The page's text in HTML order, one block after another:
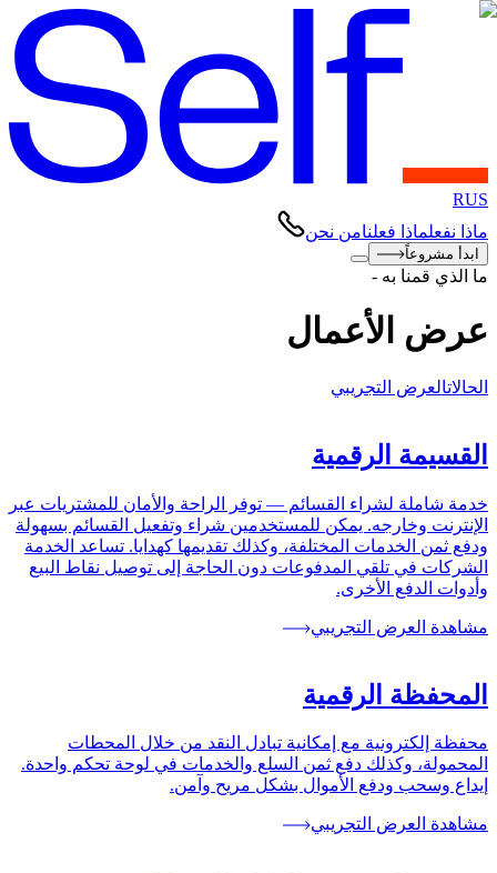
RUS
ماذا نفعلماذا فعلنامن نحن
ابدأ مشروعاً
ما الذي قمنا به -
عرض الأعمال
الحالاتالعرض التجريبي
القسيمة الرقمية
خدمة شاملة لشراء القسائم — توفر الراحة والأمان للمشتريات عبر
الإنترنت وخارجه. يمكن للمستخدمين شراء وتفعيل القسائم بسهولة
ودفع ثمن الخدمات المختلفة، وكذلك تقديمها كهدايا. تساعد الخدمة
الشركات في تلقي المدفوعات دون الحاجة إلى توصيل نقاط البيع
وأدوات الدفع الأخرى.
مشاهدة العرض التجريبي
المحفظة الرقمية
محفظة إلكترونية مع إمكانية تبادل النقد من خلال المحطات
المحمولة، وكذلك دفع ثمن السلع والخدمات في لوحة تحكم واحدة.
إيداع وسحب ودفع الأموال بشكل مريح وآمن.
مشاهدة العرض التجريبي